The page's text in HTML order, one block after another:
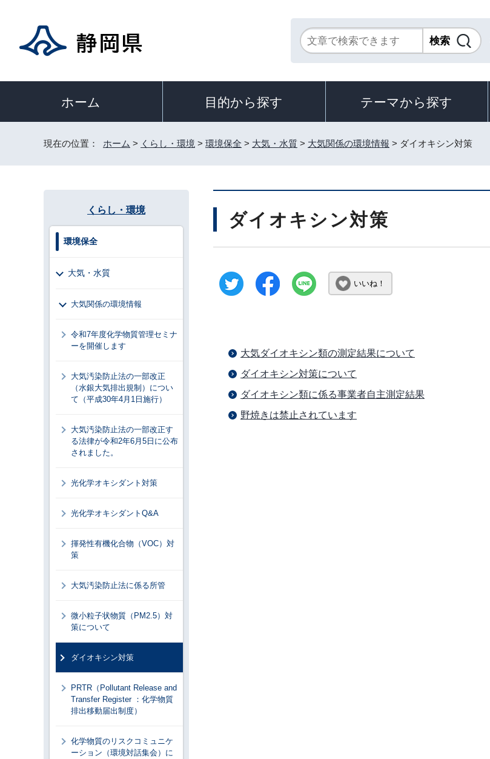
ホーム 目的から探す テーマから探す
現在の位置： ホーム > くらし・環境 > 環境保全 > 大気・水質 > 大気関係の環境情報 > ダイオキシン対策
ダイオキシン対策
いいね！
大気ダイオキシン類の測定結果について
ダイオキシン対策について
ダイオキシン類に係る事業者自主測定結果
野焼きは禁止されています
くらし・環境
環境保全
大気・水質
大気関係の環境情報
令和7年度化学物質管理セミナ
ーを開催します
大気汚染防止法の一部改正
（水銀大気排出規制）につい
て（平成30年4月1日施行）
大気汚染防止法の一部改正す
る法律が令和2年6月5日に公布
されました。
光化学オキシダント対策
光化学オキシダントQ&A
揮発性有機化合物（VOC）対
策
大気汚染防止法に係る所管
微小粒子状物質（PM2.5）対
策について
ダイオキシン対策
PRTR（Pollutant Release and
Transfer Register ：化学物質
排出移動届出制度）
化学物質のリスクコミュニケ
ーション（環境対話集会）に